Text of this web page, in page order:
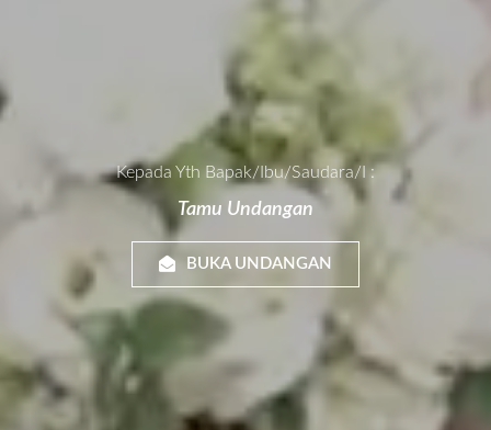
Kepada Yth Bapak/Ibu/Saudara/i :
Tamu Undangan
BUKA UNDANGAN